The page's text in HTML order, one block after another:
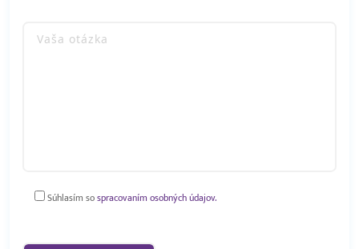
Súhlasím sospracovaním osobných údajov.